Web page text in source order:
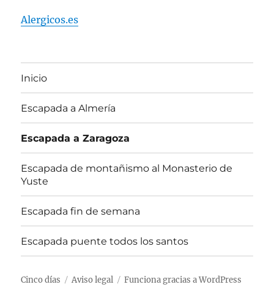
Alergicos.es
Inicio
Escapada a Almería
Escapada a Zaragoza
Escapada de montañismo al Monasterio de
Yuste
Escapada fin de semana
Escapada puente todos los santos
Cinco días Aviso legal Funciona gracias a WordPress